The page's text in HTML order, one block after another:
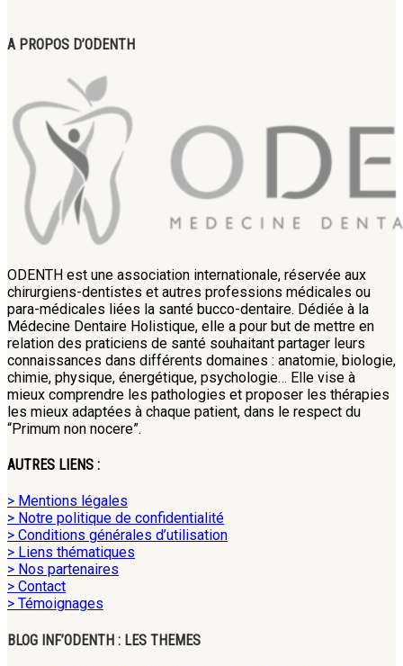
A PROPOS D’ODENTH
ODENTH est une association internationale, réservée aux
chirurgiens-dentistes et autres professions médicales ou
para-médicales liées la santé bucco-dentaire. Dédiée à la
Médecine Dentaire Holistique, elle a pour but de mettre en
relation des praticiens de santé souhaitant partager leurs
connaissances dans différents domaines : anatomie, biologie,
chimie, physique, énergétique, psychologie… Elle vise à
mieux comprendre les pathologies et proposer les thérapies
les mieux adaptées à chaque patient, dans le respect du
“Primum non nocere”.
AUTRES LIENS :
> Mentions légales
> Notre politique de confidentialité
> Conditions générales d’utilisation
> Liens thématiques
> Nos partenaires
> Contact
> Témoignages
BLOG INF’ODENTH : LES THEMES